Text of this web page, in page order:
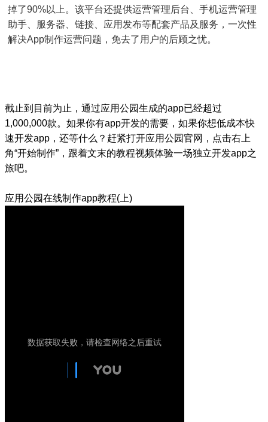
掉了90%以上。该平台还提供运营管理后台、手机运营管理
助手、服务器、链接、应用发布等配套产品及服务，一次性
解决App制作运营问题，免去了用户的后顾之忧。
截止到目前为止，通过应用公园生成的app已经超过
1,000,000款。如果你有app开发的需要，如果你想低成本快
速开发app，还等什么？赶紧打开应用公园官网，点击右上
角“开始制作”，跟着文末的教程视频体验一场独立开发app之
旅吧。
应用公园在线制作app教程(上)